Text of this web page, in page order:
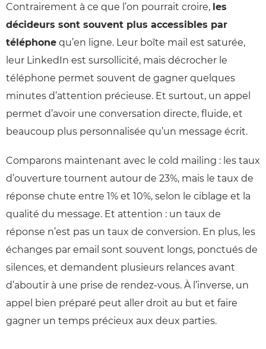
Contrairement à ce que l’on pourrait croire, les
décideurs sont souvent plus accessibles par
téléphone qu’en ligne. Leur boîte mail est saturée,
leur LinkedIn est sursollicité, mais décrocher le
téléphone permet souvent de gagner quelques
minutes d’attention précieuse. Et surtout, un appel
permet d’avoir une conversation directe, fluide, et
beaucoup plus personnalisée qu’un message écrit.
Comparons maintenant avec le cold mailing : les taux
d’ouverture tournent autour de 23%, mais le taux de
réponse chute entre 1% et 10%, selon le ciblage et la
qualité du message. Et attention : un taux de
réponse n’est pas un taux de conversion. En plus, les
échanges par email sont souvent longs, ponctués de
silences, et demandent plusieurs relances avant
d’aboutir à une prise de rendez-vous. À l’inverse, un
appel bien préparé peut aller droit au but et faire
gagner un temps précieux aux deux parties.